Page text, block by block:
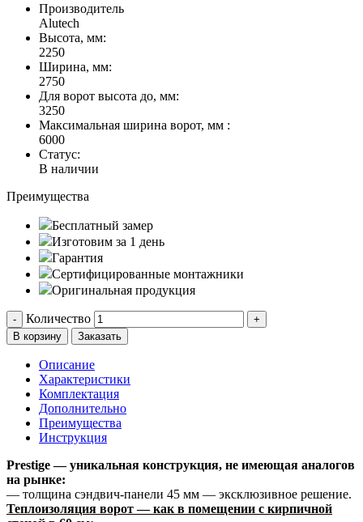
Производитель
Alutech
Высота, мм:
2250
Ширина, мм:
2750
Для ворот высота до, мм:
3250
Максимальная ширина ворот, мм :
6000
Статус:
В наличии
Преимущества
Бесплатный замер
Изготовим за 1 день
Гарантия
Сертифицированные монтажники
Оригинальная продукция
- Количество
+
В корзину
Заказать
Описание
Характеристики
Комплектация
Дополнительно
Преимущества
Инструкция
Prestige — уникальная конструкция, не имеющая аналогов
на рынке:
— толщина сэндвич-панели 45 мм — эксклюзивное решение.
Теплоизоляция ворот — как в помещении с кирпичной